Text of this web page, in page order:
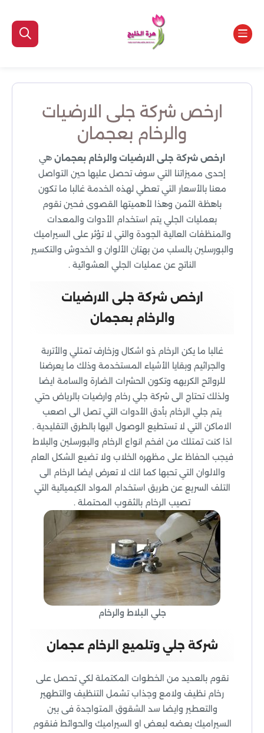
ارخص شركة جلى الارضيات
والرخام بعجمان
ارخص شركة جلى الارضيات والرخام بعجمان هي
إحدى مميزاتنا التي سوف تحصل عليها حين التواصل
معنا بالأسعار التي تعطي لهذه الخدمة غالبا ما تكون
باهظة الثمن وهذا لأهميتها القصوى فحين نقوم
بعمليات الجلي يتم استخدام الأدوات والمعدات
والمنظفات العالية الجودة والتي لا تؤثر على السيراميك
والبورسلين بالسلب من بهتان الألوان و الخدوش والتكسير
الناتج عن عمليات الجلي العشوائية .
ارخص شركة جلى الارضيات
والرخام بعجمان
غالبا ما يكن الرخام ذو اشكال وزخارف تمتلي والأتربة
والجراثيم وبقايا الأشياء المستخدمة وذلك ما يعرضنا
للروائح الكريهه وتكون الحشرات الضارة والسامة ايضا
ولذلك تحتاج الى شركة جلي رخام وارضيات بالرياض حتي
يتم جلي الرخام بأدق الأدوات التي تصل الى اصعب
الاماكن التي لا تستطيع الوصول اليها بالطرق التقليدية .
اذا كنت تمتلك من افخم انواع الرخام والبورسلين والبلاط
فيجب الحفاظ على مظهره الخلاب ولا تضيع الشكل العام
والالوان التي تحبها كما انك لا تعرض ايضا الرخام الى
التلف السريع عن طريق استخدام المواد الكيميائية التي
تصيب الرخام بالثقوب المحتملة .
جلي البلاط والرخام
شركة جلي وتلميع الرخام عجمان
نقوم بالعديد من الخطوات المكتملة لكي تحصل على
رخام نظيف ولامع وجذاب تشمل التنظيف والتطهير
والتعطير وايضا سد الشقوق المتواجدة فى بين
السيراميك بعضه لبعض او السيراميك والحوائط فنقوم